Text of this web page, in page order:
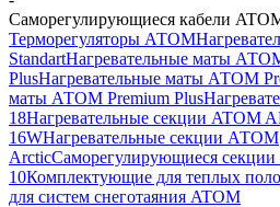
Саморегулирующиеся кабели
Терморегуляторы АТОМ
StandartНагревательные маты
PlusНагревательные маты АТОМ
маты АТОМ Premium Plus
18Нагревательные секции ATOM
16WНагревательные секции АТОМ
ArcticСаморегулирующиеся секции
10Комплектующие для теплых
для систем снеготаяния ATOM